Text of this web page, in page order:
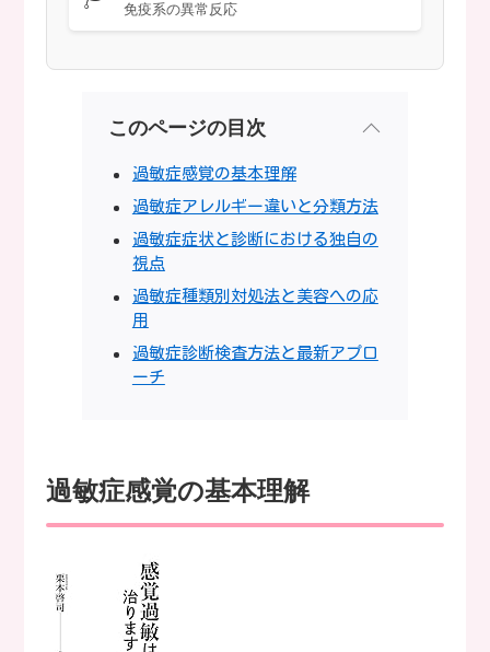
免疫系の異常反応
このページの目次
過敏症感覚の基本理解
過敏症アレルギー違いと分類方法
過敏症症状と診断における独自の
視点
過敏症種類別対処法と美容への応
用
過敏症診断検査方法と最新アプロ
ーチ
過敏症感覚の基本理解